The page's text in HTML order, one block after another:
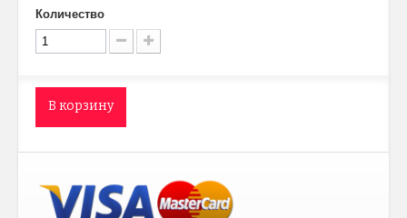
Количество
В корзину